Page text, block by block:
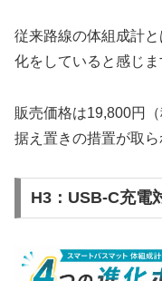
従来路線の体組成計
化をしていると感じま
販売価格は19,800円
据え置きの措置が取ら
H3：USB-C充電